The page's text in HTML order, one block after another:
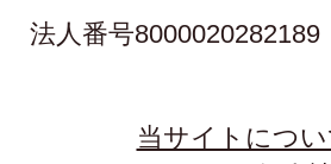
法人番号8000020282189
当サイトにつ